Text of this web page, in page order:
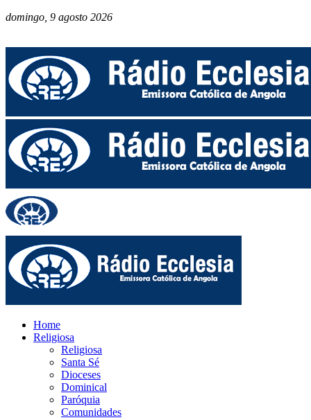
domingo, 9 agosto 2026
Home
Religiosa
Religiosa
Santa Sé
Dioceses
Dominical
Paróquia
Comunidades